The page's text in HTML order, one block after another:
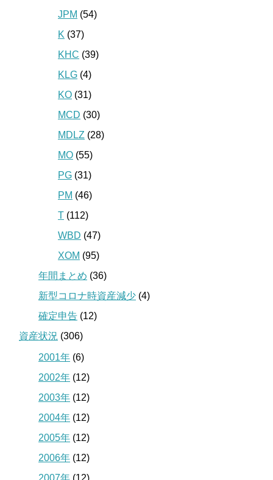
JPM (54)
K (37)
KHC (39)
KLG (4)
KO (31)
MCD (30)
MDLZ (28)
MO (55)
PG (31)
PM (46)
T (112)
WBD (47)
XOM (95)
年間まとめ (36)
新型コロナ時資産減少 (4)
確定申告 (12)
資産状況 (306)
2001年 (6)
2002年 (12)
2003年 (12)
2004年 (12)
2005年 (12)
2006年 (12)
2007年 (12)